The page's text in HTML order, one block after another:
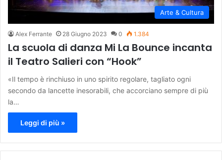
Arte & Cultura
Alex Ferrante 28 Giugno 2023 0 1.384
La scuola di danza Mi La Bounce incanta
il Teatro Salieri con “Hook”
«Il tempo è rinchiuso in uno spirito regolare, tagliato ogni
secondo da lancette inesorabili, che accorciano sempre di più
la…
Leggi di più »